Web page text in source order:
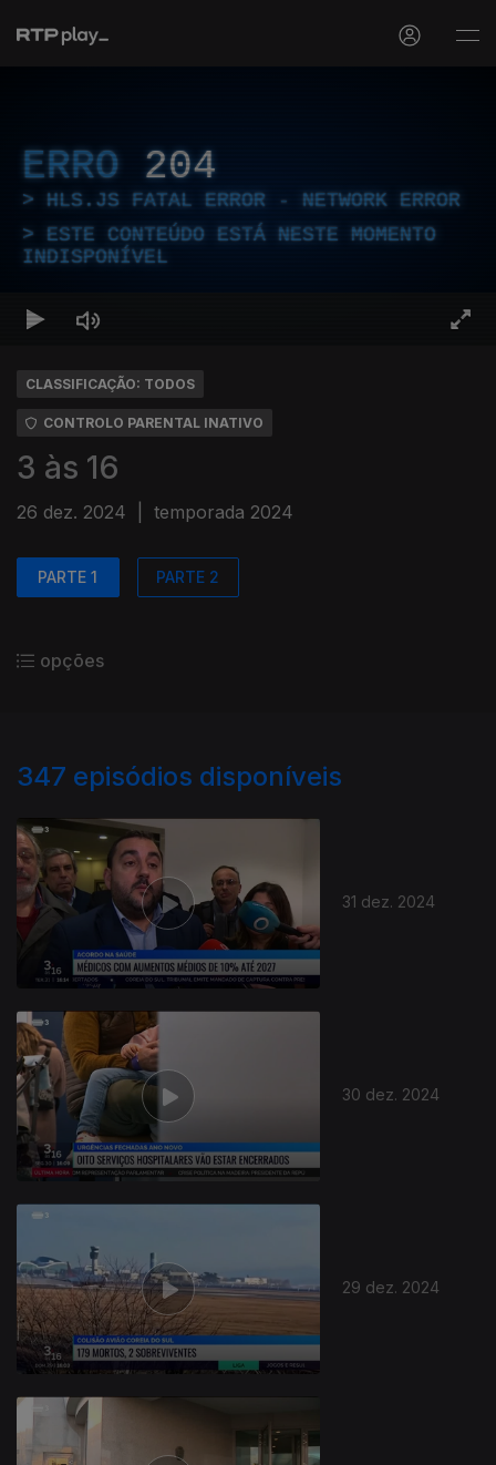
ERRO 204
HLS.JS FATAL ERROR - NETWORK ERROR
ESTE CONTEÚDO ESTÁ NESTE MOMENTO
INDISPONÍVEL
CLASSIFICAÇÃO: TODOS
CONTROLO PARENTAL INATIVO
3 às 16
26 dez. 2024 temporada 2024
PARTE 1 PARTE 2
opções
347 episódios disponíveis
31 dez. 2024
30 dez. 2024
29 dez. 2024